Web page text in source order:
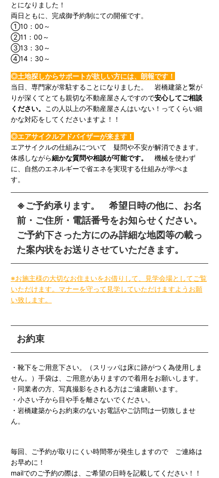
とになりました！
両日ともに、完成御予約制にての開催です。
①10：00～
②11：00～
③13：30～
④14：30～
◎土地探しからサポートが欲しい方には、朗報です！
当日、専門家が常駐することになりました。 岩橋建築と繋が
りが深くてとても親切な不動産屋さんですので安心してご相談
ください。
この人以上の不動産屋さんはいない！ってくらい細
かな対応をしてくださいますよ！！
◎エアサイクルアドバイザーが来ます！
エアサイクルの仕組みについて 疑問や不安が解消できます。
体感しながら細かな質問や相談が可能です。
機械を使わず
に、自然のエネルギーで省エネを実現する仕組みが学べま
す。
※ご予約承ります。
希望日時の他に、お名
前・ご住所・電話番号をお知らせください。
ご予約下さった方にのみ詳細な地図等の載っ
た案内状をお送りさせていただきます。
※お施主様の大切なお住まいをお借りして、見学会場としてご覧
いただけます。マナーを守って見学していただけますようお願
い致します。
お約束
・靴下をご用意下さい。（スリッパは床に跡がつく為使用しま
せん。）手袋は、ご用意がありますので着用をお願いします。
・同業者の方、写真撮影をされる方はご遠慮願います。
・小さい子から目や手を離さないでください。
・岩橋建築からお約束のないお電話やご訪問は一切致しませ
ん。
毎回、ご予約が取りにくい時間帯が発生しますので ご連絡は
お早めに！
mailでのご予約の際は、ご希望の日時を記載してください！！